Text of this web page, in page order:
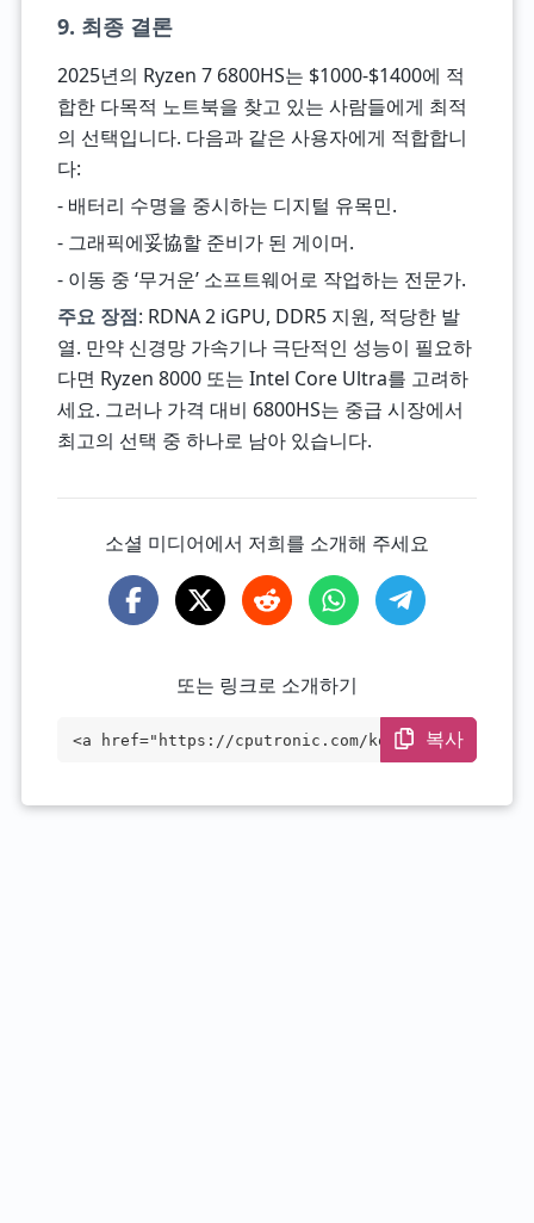
9. 최종 결론
2025년의 Ryzen 7 6800HS는 $1000-$1400에 적
합한 다목적 노트북을 찾고 있는 사람들에게 최적
의 선택입니다. 다음과 같은 사용자에게 적합합니
다:
- 배터리 수명을 중시하는 디지털 유목민.
- 그래픽에妥協할 준비가 된 게이머.
- 이동 중 ‘무거운’ 소프트웨어로 작업하는 전문가.
주요 장점: RDNA 2 iGPU, DDR5 지원, 적당한 발
열. 만약 신경망 가속기나 극단적인 성능이 필요하
다면 Ryzen 8000 또는 Intel Core Ultra를 고려하
세요. 그러나 가격 대비 6800HS는 중급 시장에서
최고의 선택 중 하나로 남아 있습니다.
소셜 미디어에서 저희를 소개해 주세요
또는 링크로 소개하기
<a href="https://cputronic.com/ko/cpu/am
복사